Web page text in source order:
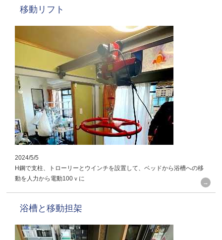
移動リフト
2024/5/5
H鋼で支柱、トローリーとウインチを設置して、ベッドから浴槽への移
動を人力から電動100ｖに
浴槽と移動担架